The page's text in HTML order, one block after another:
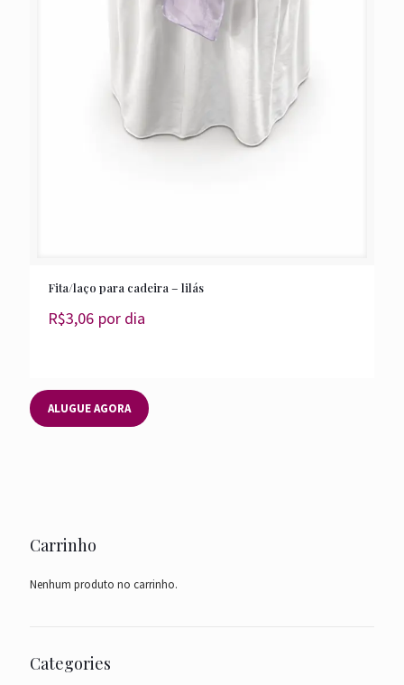
Fita/laço para cadeira – lilás
R$3,06 por dia
ALUGUE AGORA
Carrinho
Nenhum produto no carrinho.
Categories